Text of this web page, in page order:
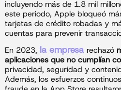
incluyendo más de 1.8 mil
este periodo, Apple bloqueó
tarjetas de crédito robadas y
cuentas para prevenir
En 2023, la empresa rechazó
aplicaciones que no cumplían
privacidad, seguridad y
Además, los esfuerzos